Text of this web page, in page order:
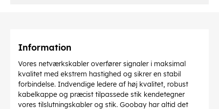
Information
Vores netværkskabler overfører signaler i maksimal
kvalitet med ekstrem hastighed og sikrer en stabil
forbindelse. Indvendige ledere af høj kvalitet, robust
kabelkappe og præcist tilpassede stik kendetegner
vores tilslutningskabler og stik. Goobay har altid det